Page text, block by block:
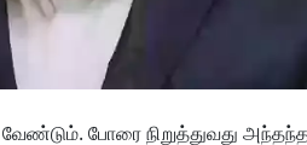
போரை நிறுத்துவது